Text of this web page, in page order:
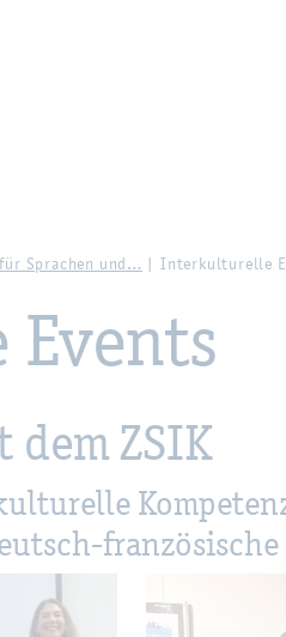
Spra­chen und… In­ter­kul­tu­rel­le
ZSIK